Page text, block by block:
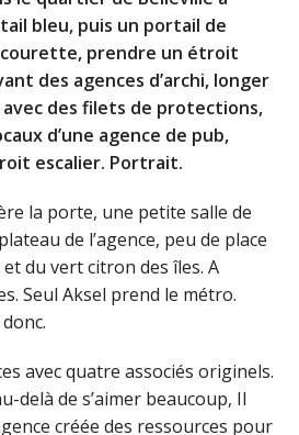
bleu, puis un portail de
prendre un étroit
des agences d’archi, longer
des filets de protections,
d’une agence de pub,
escalier. Portrait.
la porte, une petite salle de
de l’agence, peu de place
du vert citron des îles. A
Seul Aksel prend le métro.
avec quatre associés originels.
delà de s’aimer beaucoup, Il
créée des ressources pour